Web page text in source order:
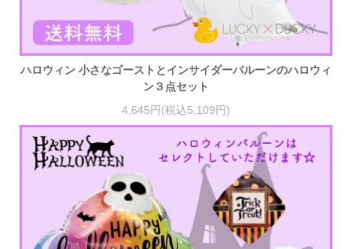
ハロウィン 小さなゴーストとインサイダーバルーンのハロウィ
ン３点セット
4,645円(税込5,109円)